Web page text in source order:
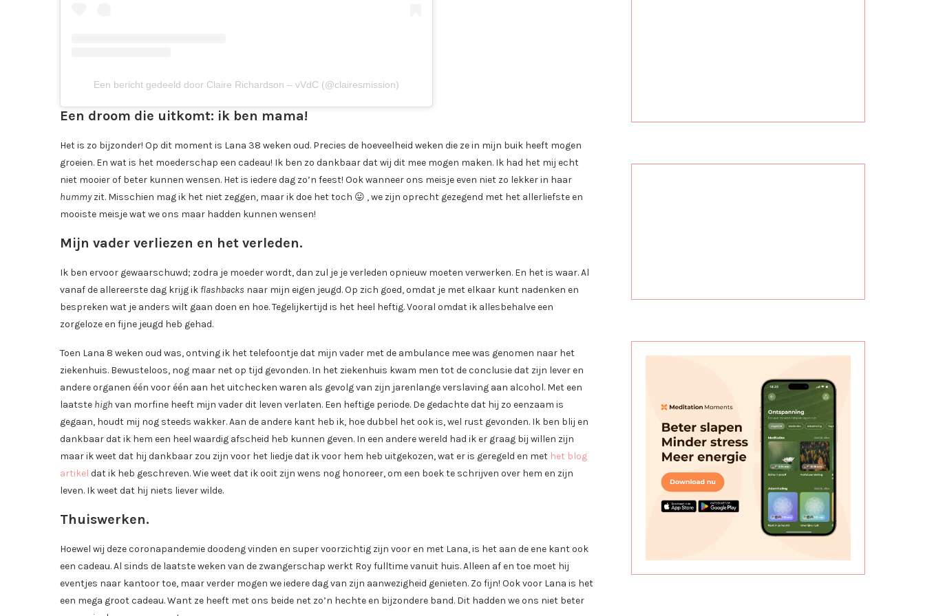
Een bericht gedeeld door Claire Richardson – vVdC (@clairesmission)
Een droom die uitkomt: ik ben mama!
Het is zo bijzonder! Op dit moment is Lana 38 weken oud. Precies de hoeveelheid weken die ze in mijn buik heeft mogen
groeien. En wat is het moederschap een cadeau! Ik ben zo dankbaar dat wij dit mee mogen maken. Ik had het mij echt
niet mooier of beter kunnen wensen. Het is iedere dag zo’n feest! Ook wanneer ons meisje even niet zo lekker in haar
hummyzit. Misschien mag ik het niet zeggen, maar ik doe het toch 😛 , we zijn oprecht gezegend met het allerliefste en
mooiste meisje wat we ons maar hadden kunnen wensen!
Mijn vader verliezen en het verleden.
Ik ben ervoor gewaarschuwd; zodra je moeder wordt, dan zul je je verleden opnieuw moeten verwerken. En het is waar. Al
vanaf de allereerste dag krijg ik flashbacks naar mijn eigen jeugd. Op zich goed, omdat je met elkaar kunt nadenken en
bespreken wat je anders wilt gaan doen en hoe. Tegelijkertijd is het heel heftig. Vooral omdat ik allesbehalve een
zorgeloze en fijne jeugd heb gehad.
Toen Lana 8 weken oud was, ontving ik het telefoontje dat mijn vader met de ambulance mee was genomen naar het
ziekenhuis. Bewusteloos, nog maar net op tijd gevonden. In het ziekenhuis kwam men tot de conclusie dat zijn lever en
andere organen één voor één aan het uitchecken waren als gevolg van zijn jarenlange verslaving aan alcohol. Met een
laatste high van morfine heeft mijn vader dit leven verlaten. Een heftige periode. De gedachte dat hij zo eenzaam is
gegaan, houdt mij nog steeds wakker. Aan de andere kant heb ik, hoe dubbel het ook is, wel rust gevonden. Ik ben blij en
dankbaar dat ik hem een heel waardig afscheid heb kunnen geven. In een andere wereld had ik er graag bij willen zijn
maar ik weet dat hij dankbaar zou zijn voor het liedje dat ik voor hem heb uitgekozen, wat er is geregeld en met het blog
artikel dat ik heb geschreven. Wie weet dat ik ooit zijn wens nog honoreer, om een boek te schrijven over hem en zijn
leven. Ik weet dat hij niets liever wilde.
Thuiswerken.
Hoewel wij deze coronapandemie doodeng vinden en super voorzichtig zijn voor en met Lana, is het aan de ene kant ook
een cadeau. Al sinds de laatste weken van de zwangerschap werkt Roy fulltime vanuit huis. Alleen af en toe moet hij
eventjes naar kantoor toe, maar verder mogen we iedere dag van zijn aanwezigheid genieten. Zo fijn! Ook voor Lana is het
een mega groot cadeau. Want ze heeft met ons beide net zo’n hechte en bijzondere band. Dit hadden we ons niet beter